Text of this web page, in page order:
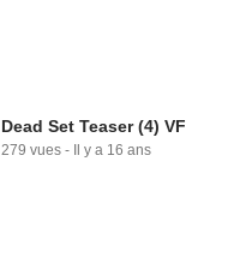
Dead Set Teaser (4) VF
279 vues - Il y a 16 ans